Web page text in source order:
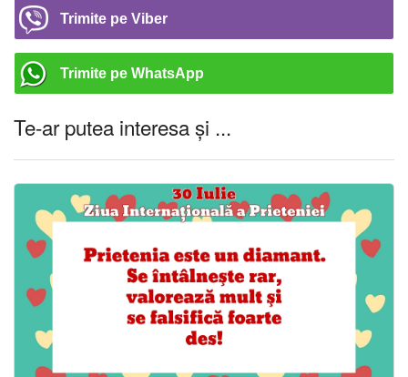
Trimite pe Viber
Trimite pe WhatsApp
Te-ar putea interesa și ...